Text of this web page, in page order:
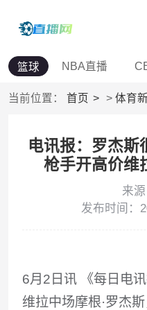
篮球 NBA直播
当前位置： 首页 > 体育
电讯报：罗杰斯
枪手开高价维
来
发布时间：
6月2日讯 《每日电
维拉中场摩根·罗杰